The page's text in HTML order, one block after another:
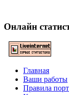
Онлайн
Главная
Ваши работы
Правила